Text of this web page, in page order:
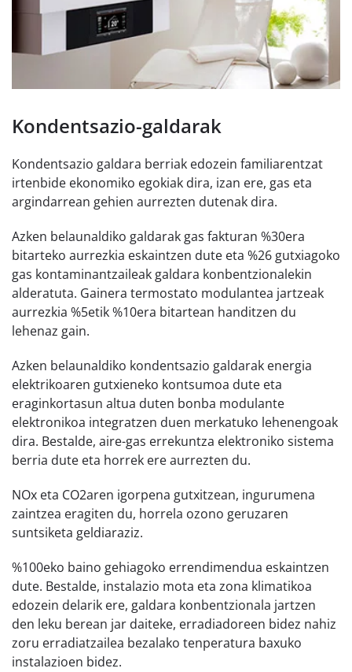
Kondentsazio-galdarak
Kondentsazio galdara berriak edozein familiarentzat
irtenbide ekonomiko egokiak dira, izan ere, gas eta
argindarrean gehien aurrezten dutenak dira.
Azken belaunaldiko galdarak gas fakturan %30era
bitarteko aurrezkia eskaintzen dute eta %26 gutxiagoko
gas kontaminantzaileak galdara konbentzionalekin
alderatuta. Gainera termostato modulantea jartzeak
aurrezkia %5etik %10era bitartean handitzen du
lehenaz gain.
Azken belaunaldiko kondentsazio galdarak energia
elektrikoaren gutxieneko kontsumoa dute eta
eraginkortasun altua duten bonba modulante
elektronikoa integratzen duen merkatuko lehenengoak
dira. Bestalde, aire-gas errekuntza elektroniko sistema
berria dute eta horrek ere aurrezten du.
NOx eta CO2aren igorpena gutxitzean, ingurumena
zaintzea eragiten du, horrela ozono geruzaren
suntsiketa geldiaraziz.
%100eko baino gehiagoko errendimendua eskaintzen
dute. Bestalde, instalazio mota eta zona klimatikoa
edozein delarik ere, galdara konbentzionala jartzen
den leku berean jar daiteke, erradiadoreen bidez nahiz
zoru erradiatzailea bezalako tenperatura baxuko
instalazioen bidez.